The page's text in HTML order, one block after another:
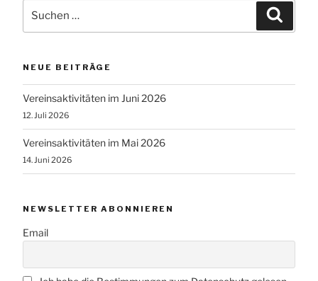
nach:
NEUE BEITRÄGE
Vereinsaktivitäten im Juni 2026
12. Juli 2026
Vereinsaktivitäten im Mai 2026
14. Juni 2026
NEWSLETTER ABONNIEREN
Email